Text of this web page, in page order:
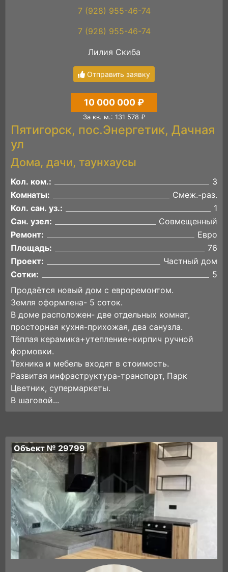
7 (928) 955-46-74
7 (928) 955-46-74
Лилия Скиба
Отправить заявку
10 000 000 ₽
За кв. м.: 131 578 ₽
Пятигорск, пос.Энергетик, Дачная
ул
Дома, дачи, таунхаусы
Кол. ком.:
3
Комнаты:
Смеж.-раз.
Кол. сан. уз.:
1
Сан. узел:
Совмещенный
Ремонт:
Евро
Площадь:
76
Проект:
Частный дом
Сотки:
5
Продаётся новый дом с евроремонтом.
Земля оформлена- 5 соток.
В доме расположен- две отдельных комнат,
просторная кухня-прихожая, два санузла.
Тёплaя кeрамикa+утeплeниe+киpпич ручной
формовки.
Техника и мебель входят в стоимость.
Развитая инфраструктура-транспорт, Парк
Цветник, супермаркеты.
В шаговой...
Объект № 29799